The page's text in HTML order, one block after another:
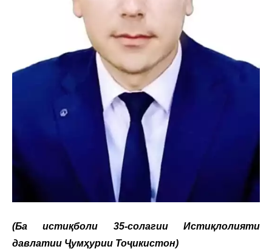
(Ба истиқболи 35-солагии Истиқлолияти
давлатии Ҷумҳурии Тоҷикистон)